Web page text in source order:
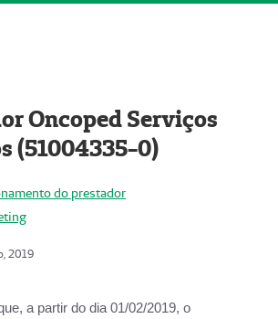
Oncoped Serviços
(51004335-0)
do prestador
2019
a partir do dia 01/02/2019, o